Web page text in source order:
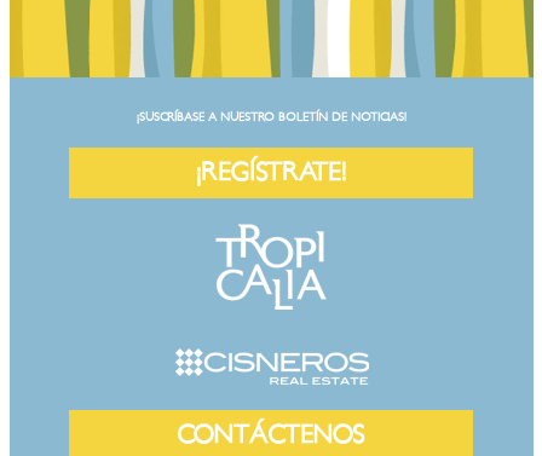
¡SUSCRÍBASE A NUESTRO BOLETÍN DE NOTICIAS!
¡REGÍSTRATE!
CONTÁCTENOS